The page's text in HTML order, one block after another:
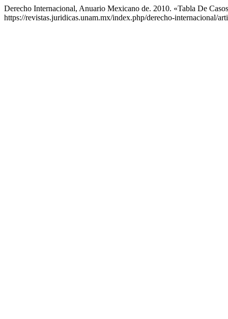
Derecho Internacional, Anuario Mexicano de. 2010. «Tabla De
https://revistas.juridicas.unam.mx/index.php/derecho-internacional/